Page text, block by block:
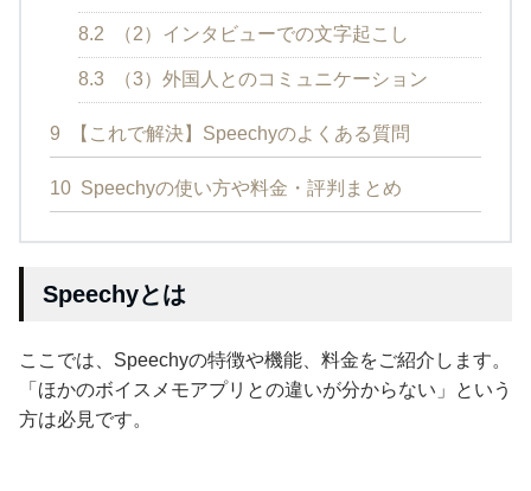
8.2 （2）インタビューでの文字起こし
8.3 （3）外国人とのコミュニケーション
9 【これで解決】Speechyのよくある質問
10 Speechyの使い方や料金・評判まとめ
Speechyとは
ここでは、Speechyの特徴や機能、料金をご紹介します。
「ほかのボイスメモアプリとの違いが分からない」という
方は必見です。